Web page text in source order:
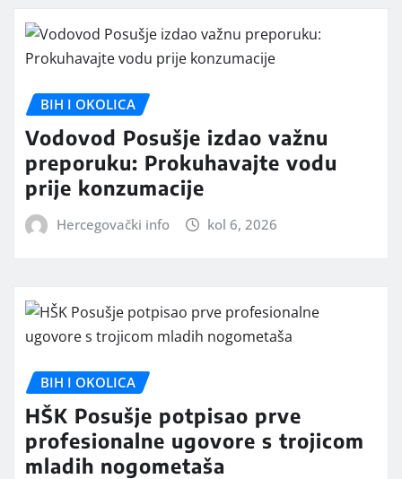
BIH I OKOLICA
Vodovod Posušje izdao važnu
preporuku: Prokuhavajte vodu
prije konzumacije
Hercegovački info kol 6, 2026
BIH I OKOLICA
HŠK Posušje potpisao prve
profesionalne ugovore s trojicom
mladih nogometaša